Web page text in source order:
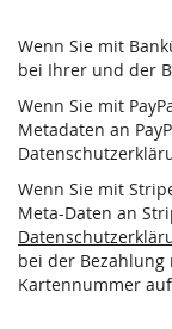
Wenn Sie mit
bei Ihrer und der
Wenn Sie mit
Metadaten an
Wenn Sie mit
Meta-Daten an
bei der
Kartennummer